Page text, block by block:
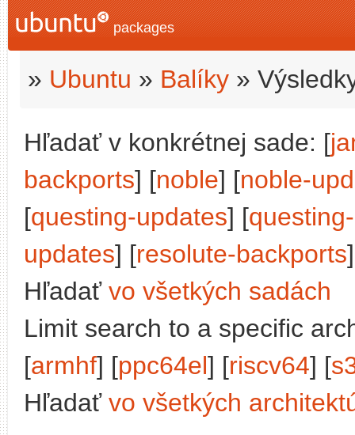
packages
» Ubuntu » Balíky »
Hľadať v konkrétnej sade: [
backports] [noble] [noble-
[questing-updates] [
updates] [resolute-backports
Hľadať vo všetkých sadách
Limit search to a specific
[armhf] [ppc64el] [riscv64] [
Hľadať vo všetkých